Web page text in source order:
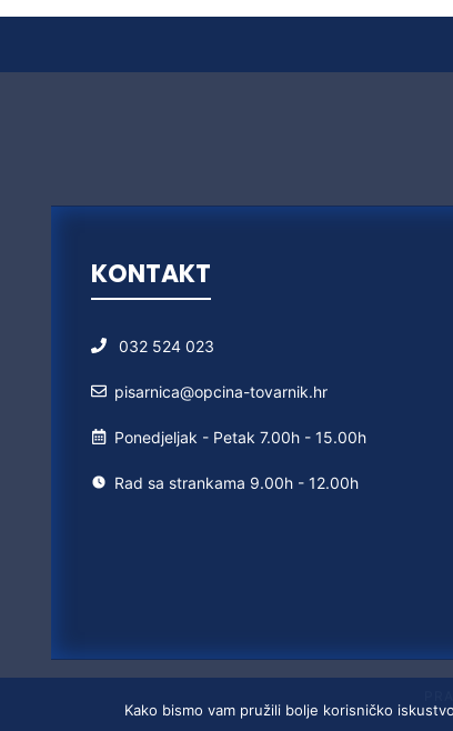
KONTAKT
032 524 023
pisarnica@opcina-tovarnik.hr
Ponedjeljak - Petak 7.00h - 15.00h
Rad sa strankama 9.00h - 12.00h
Kako bismo vam pružili bolje korisničko